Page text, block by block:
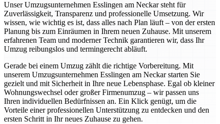
Unser Umzugsunternehmen Esslingen am Neckar steht für
Zuverlässigkeit, Transparenz und professionelle Umsetzung. Wir
wissen, wie wichtig es ist, dass alles nach Plan läuft – von der ersten
Planung bis zum Einräumen in Ihrem neuen Zuhause. Mit unserem
erfahrenen Team und moderner Technik garantieren wir, dass Ihr
Umzug reibungslos und termingerecht abläuft.
Gerade bei einem Umzug zählt die richtige Vorbereitung. Mit
unserem Umzugsunternehmen Esslingen am Neckar starten Sie
gezielt und mit Sicherheit in Ihre neue Lebensphase. Egal ob kleiner
Wohnungswechsel oder großer Firmenumzug – wir passen uns
Ihren individuellen Bedürfnissen an. Ein Klick genügt, um die
Vorteile einer professionellen Unterstützung zu entdecken und den
ersten Schritt in Ihr neues Zuhause zu gehen.